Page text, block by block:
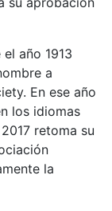
año 1913
a
En ese año
los idiomas
retoma su
la